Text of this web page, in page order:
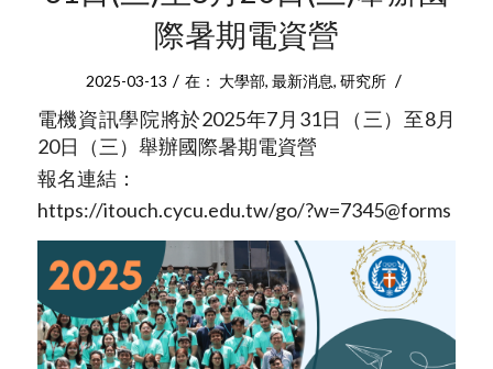
際暑期電資營
2025-03-13 / 在： 大學部, 最新消息, 研究所 /
電機資訊學院將於2025年7月31日（三）至8月
20日（三）舉辦國際暑期電資營
報名連結：
https://itouch.cycu.edu.tw/go/?w=7345@forms